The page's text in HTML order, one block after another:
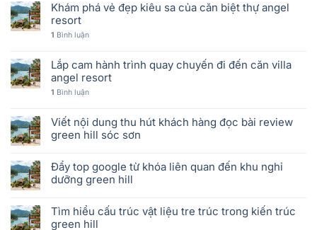
Khám phá vẻ đẹp kiêu sa của căn biệt thự angel
resort
1 Bình luận
Lắp cam hành trình quay chuyến đi đến căn villa
angel resort
1 Bình luận
Viết nội dung thu hút khách hàng đọc bài review
green hill sóc sơn
Đẩy top google từ khóa liên quan đến khu nghỉ
dưỡng green hill
Tìm hiểu cấu trúc vật liệu tre trúc trong kiến trúc
green hill